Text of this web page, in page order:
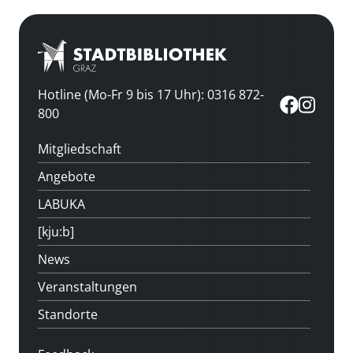
Hotline (Mo-Fr 9 bis 17 Uhr): 0316 872-
800
Mitgliedschaft
Angebote
LABUKA
[kju:b]
News
Veranstaltungen
Standorte